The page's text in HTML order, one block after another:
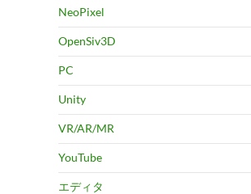
NeoPixel
OpenSiv3D
PC
Unity
VR/AR/MR
YouTube
エディタ